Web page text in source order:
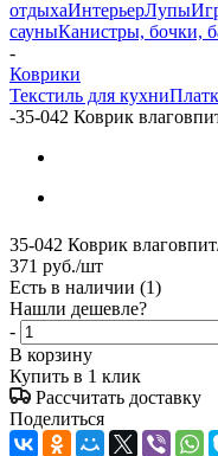
отдыхаИнтерьерЛупы
сауныКанистры, бочки,
-
Коврики
Текстиль для кухни
-35-042 Коврик
35-042 Коврик
371 руб./шт
Есть в наличии (1)
Нашли дешевле?
-
В корзину
Купить в 1 клик
Рассчитать доставку
Поделиться